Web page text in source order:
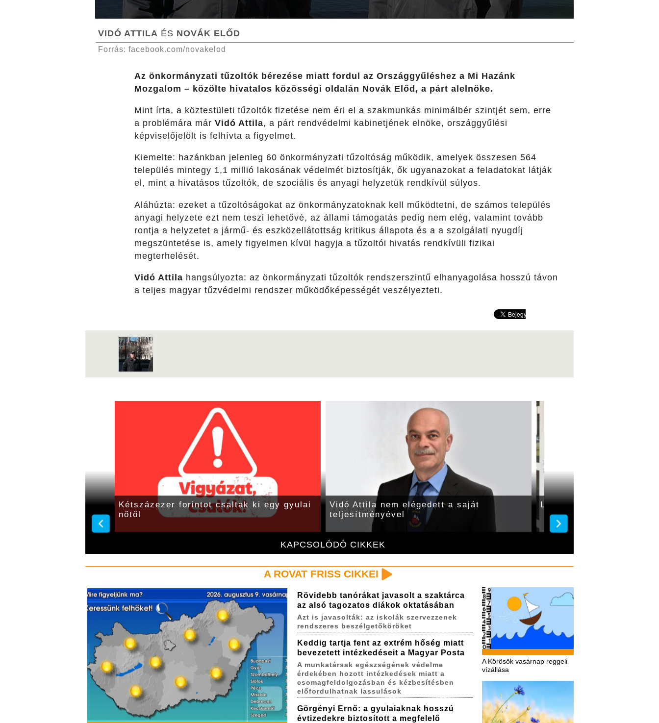
VIDÓ ATTILA ÉS NOVÁK ELŐD
Forrás: facebook.com/novakelod
Az önkormányzati tűzoltók bérezése miatt fordul az Országgyűléshez a Mi Hazánk
Mozgalom – közölte hivatalos közösségi oldalán Novák Előd, a párt alelnöke.
Mint írta, a köztestületi tűzoltók fizetése nem éri el a szakmunkás minimálbér szintjét sem, erre
a problémára már Vidó Attila, a párt rendvédelmi kabinetjének elnöke, országgyűlési
képviselőjelölt is felhívta a figyelmet.
Kiemelte: hazánkban jelenleg 60 önkormányzati tűzoltóság működik, amelyek összesen 564
település mintegy 1,1 millió lakosának védelmét biztosítják, ők ugyanazokat a feladatokat látják
el, mint a hivatásos tűzoltók, de szociális és anyagi helyzetük rendkívül súlyos.
Aláhúzta: ezeket a tűzoltóságokat az önkormányzatoknak kell működtetni, de számos település
anyagi helyzete ezt nem teszi lehetővé, az állami támogatás pedig nem elég, valamint tovább
rontja a helyzetet a jármű- és eszközellátottság kritikus állapota és a a szolgálati nyugdíj
megszüntetése is, amely figyelmen kívül hagyja a tűzoltói hivatás rendkívüli fizikai
megterhelését.
Vidó Attila hangsúlyozta: az önkormányzati tűzoltók rendszerszintű elhanyagolása hosszú távon
a teljes magyar tűzvédelmi rendszer működőképességét veszélyezteti.
KAPCSOLÓDÓ CIKKEK
Kétszázezer forintot csaltak ki egy gyulai
nőtől
Vidó Attila nem elégedett a saját
teljesítményével
Leadta a voksát Vidó
A ROVAT FRISS CIKKEI
A Körösök vasárnap reggeli
vízállása
Rövidebb tanórákat javasolt a szaktárca
az alsó tagozatos diákok oktatásában
Azt is javasolták: az iskolák szervezzenek
rendszeres beszélgetőköröket
Keddig tartja fent az extrém hőség miatt
bevezetett intézkedéseit a Magyar Posta
A munkatársak egészségének védelme
érdekében hozott intézkedések miatt a
csomagfeldolgozásban és kézbesítésben
előfordulhatnak lassulások
Görgényi Ernő: a gyulaiaknak hosszú
évtizedekre biztosított a megfelelő